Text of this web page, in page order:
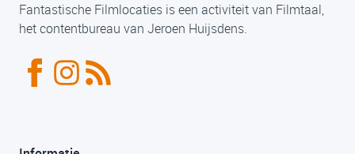
Fantastische Filmlocaties is een activiteit van Filmtaal,
het contentbureau van Jeroen Huijsdens.